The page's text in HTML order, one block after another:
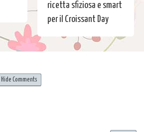
ricetta sfiziosa e smart
per il Croissant Day
Hide Comments